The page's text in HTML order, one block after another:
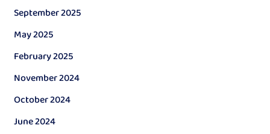
September 2025
May 2025
February 2025
November 2024
October 2024
June 2024